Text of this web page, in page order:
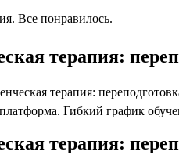
Все понравилось.
терапия:
терапия:
Гибкий график
терапия: